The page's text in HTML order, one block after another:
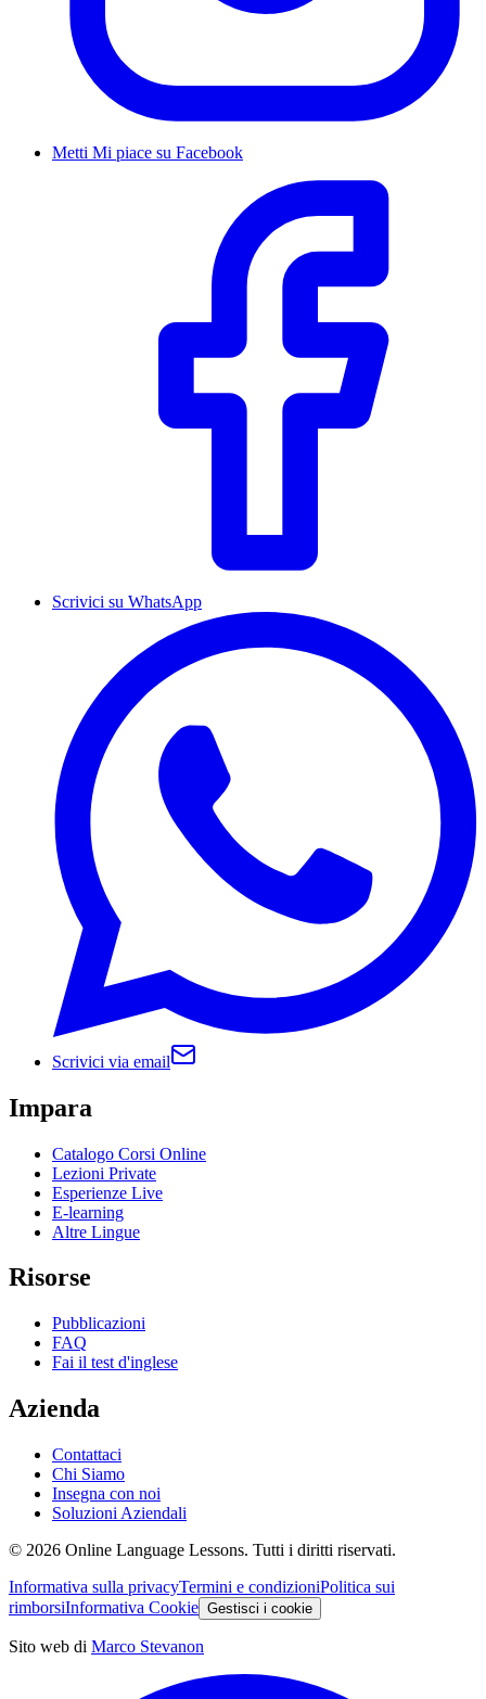
Metti Mi piace su Facebook
Scrivici su WhatsApp
Scrivici via email
Impara
Catalogo Corsi Online
Lezioni Private
Esperienze Live
E-learning
Altre Lingue
Risorse
Pubblicazioni
FAQ
Fai il test d'inglese
Azienda
Contattaci
Chi Siamo
Insegna con noi
Soluzioni Aziendali
© 2026 Online Language Lessons. Tutti i diritti riservati.
Informativa sulla privacyTermini e condizioniPolitica sui
rimborsiInformativa Cookie Gestisci i cookie
Sito web di Marco Stevanon